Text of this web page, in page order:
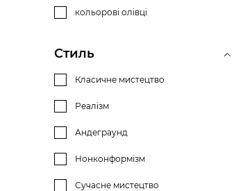
кольорові олівці
Стиль
Класичне мистецтво
Реалізм
Андеграунд
Нонконформізм
Сучасне мистецтво